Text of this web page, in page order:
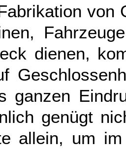
von
dienen,
ganzen
genügt
allein, um